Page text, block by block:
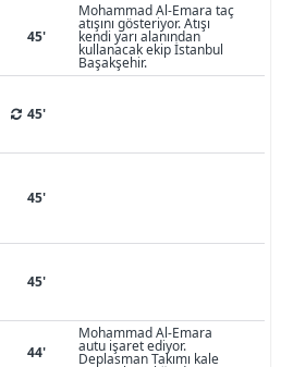
45'
Mohammad Al-Emara taç
atışını gösteriyor. Atışı
kendi yarı alanından
kullanacak ekip İstanbul
Başakşehir.
45'
45'
45'
44'
Mohammad Al-Emara
autu işaret ediyor.
Deplasman Takımı kale